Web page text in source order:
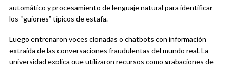
automático y procesamiento de lenguaje natural para identificar
los “guiones” típicos de estafa.
Luego entrenaron voces clonadas o chatbots con información
extraída de las conversaciones fraudulentas del mundo real. La
universidad explica que utilizaron recursos como grabaciones de